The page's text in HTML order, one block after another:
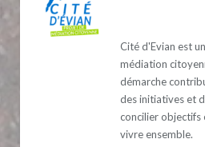
Cité d'Evian est
médiation
démarche
des initiatives et
concilier objectifs
vivre ensemble.